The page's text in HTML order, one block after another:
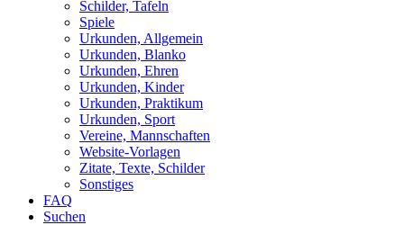
Schilder, Tafeln
Spiele
Urkunden, Allgemein
Urkunden, Blanko
Urkunden, Ehren
Urkunden, Kinder
Urkunden, Praktikum
Urkunden, Sport
Vereine, Mannschaften
Website-Vorlagen
Zitate, Texte, Schilder
Sonstiges
FAQ
Suchen